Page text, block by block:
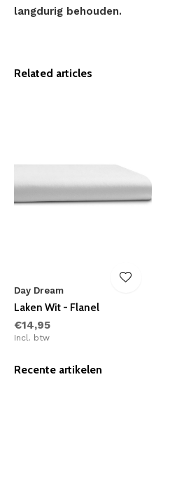
langdurig behouden.
Related articles
Day Dream
Laken Wit - Flanel
€14,95
Incl. btw
Recente artikelen